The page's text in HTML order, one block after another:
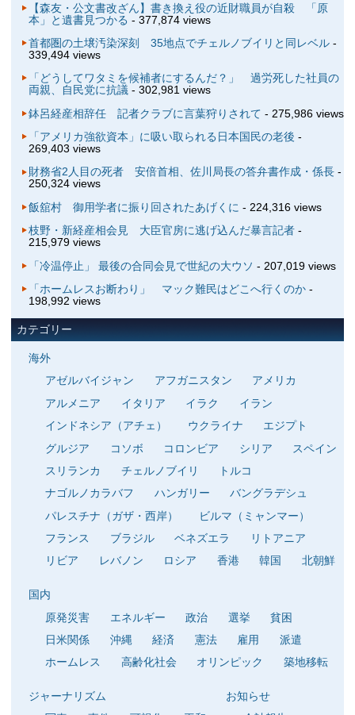
【森友・公文書改ざん】書き換え役の近財職員が自殺 「原
本」と遺書見つかる - 377,874 views
首都圏の土壌汚染深刻 35地点でチェルノブイリと同レベル-
339,494 views
「どうしてワタミを候補者にするんだ？」 過労死した社員の
両親、自民党に抗議- 302,981 views
鉢呂経産相辞任 記者クラブに言葉狩りされて - 275,986 views
「アメリカ強欲資本」に吸い取られる日本国民の老後 -
269,403 views
財務省2人目の死者 安倍首相、佐川局長の答弁書作成・係長-
250,324 views
飯舘村 御用学者に振り回されたあげくに - 224,316 views
枝野・新経産相会見 大臣官房に逃げ込んだ暴言記者-
215,979 views
「冷温停止」 最後の合同会見で世紀の大ウソ - 207,019 views
「ホームレスお断わり」 マック難民はどこへ行くのか-
198,992 views
カテゴリー
海外
アゼルバイジャン
アフガニスタン
アメリカ
アルメニア
イタリア イラク
イラン
インドネシア（アチェ）
ウクライナ
エジプト
グルジア
コソボ コロンビア シリア
スペイン
スリランカ
チェルノブイリ
トルコ
ナゴルノカラバフ
ハンガリー
バングラデシュ
パレスチナ（ガザ・西岸）
ビルマ（ミャンマー）
フランス
ブラジル ベネズエラ
リトアニア
リビア
レバノン ロシア 香港 韓国 北朝鮮
国内
原発災害
エネルギー 政治 選挙
貧困
日米関係
沖縄 経済 憲法 雇用
派遣
ホームレス
高齢化社会 オリンピック 築地移転
ジャーナリズム
お知らせ